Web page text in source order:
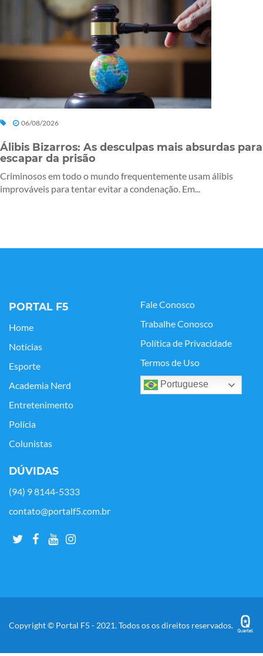
06/08/2026
Álibis Bizarros: As desculpas mais absurdas para
escapar da prisão
Criminosos em todo o mundo frequentemente usam álibis
improváveis para tentar evitar a condenação. Em...
PORTAL F5
Home
Notícias
Esporte
Academia Nerd
Entretenimento
Polícia
Colunistas
Fale Conosco
Trabalhe Conosco
Política de Privacidade
Termos de Uso
Portuguese
DÚVIDAS
(94) 9 8144-5333
contato@portalf5.com.br
Copyright © Portal F5 - 2021. Todos os os direitos reservados.